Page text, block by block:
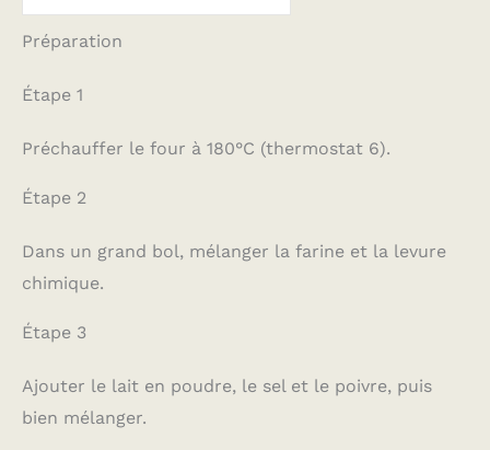
Préparation
Étape 1
Préchauffer le four à 180°C (thermostat 6).
Étape 2
Dans un grand bol, mélanger la farine et la levure
chimique.
Étape 3
Ajouter le lait en poudre, le sel et le poivre, puis
bien mélanger.